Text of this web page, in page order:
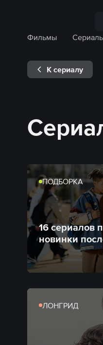
Фильмы
К сериалу
ПОДБОРКА
16 сериалов
новинки
ЛОНГРИД